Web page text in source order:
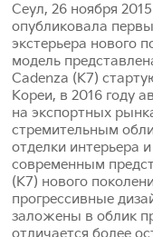
Сеул, 26 ноября
опубликовала
экстерьера нового
модель
Cadenza (K7)
Кореи, в 2016 году
на экспортных
стремительным
отделки интерьера
современным
(K7) нового
прогрессивные
заложены в облик